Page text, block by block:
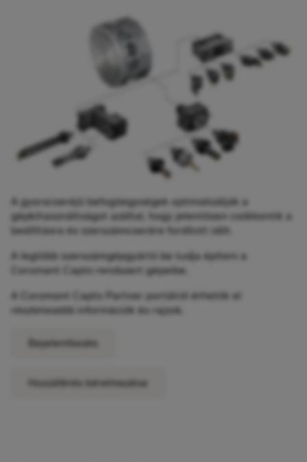
A gyorscseréjű befogóegységek optimalizálják a
gépkihasználtságot azáltal, hogy jelentősen csökkentik a
beállításra és szerszámcserére fordított időt.
A legtöbb szerszámgépgyártó be tudja építeni a
Coromant Capto rendszert gépeibe.
A Coromant Capto Partner portálról érhetők el
részletesebb információk és rajzok.
Bejelentkezés
Hozzáférés kérelmezése